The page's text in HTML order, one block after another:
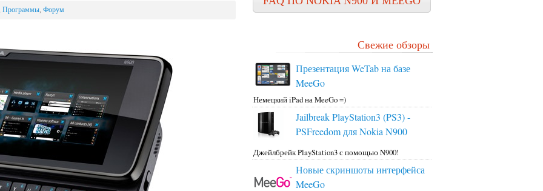
Программы, Форум
Свежие обзоры
Презентация WeTab на базе
MeeGo
Немецкий iPad на MeeGo =)
Jailbreak PlayStation3 (PS3) -
PSFreedom для Nokia N900
Джейлбрейк PlayStation3 с помощью N900!
Новые скриншоты интерфейса
MeeGo